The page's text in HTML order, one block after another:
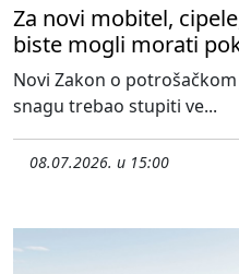
Za novi mobitel,
biste mogli morati
Novi Zakon o
snagu trebao stupiti ve...
08.07.2026. u 15:00